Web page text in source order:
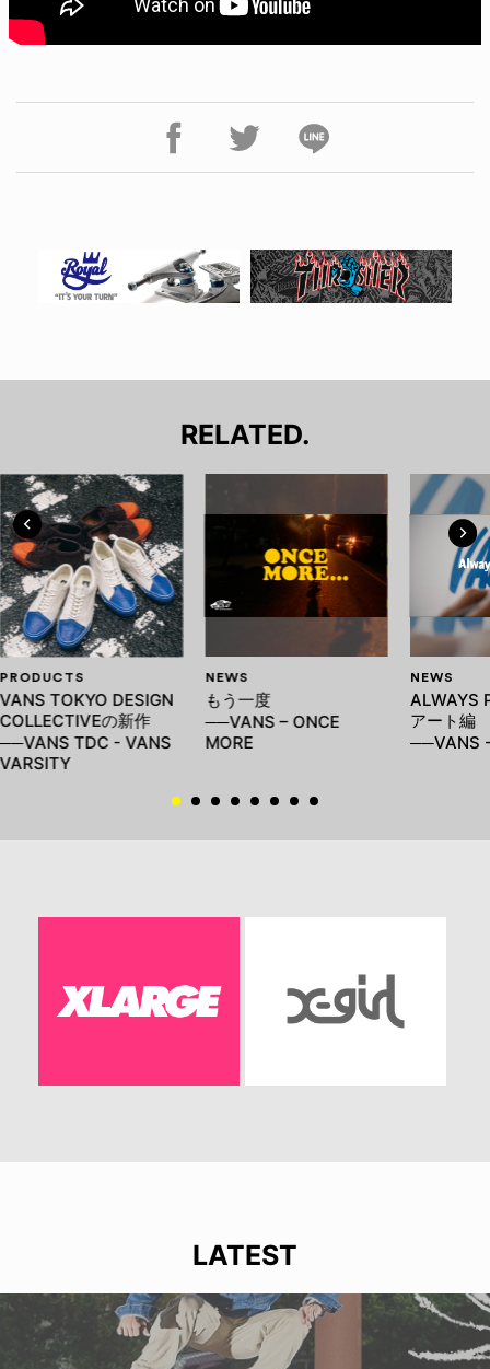
RELATED.
PRODUCTS
VANS TOKYO DESIGN
COLLECTIVEの新作
──VANS TDC - VANS
VARSITY
NEWS
もう一度
──VANS – ONCE
MORE
NEWS
ALWAYS
アート編
──VANS
LATEST